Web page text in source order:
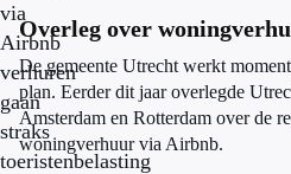
via
Airbnb
verhuren
gaan
straks
toeristenbelasting
Overleg over
De gemeente Utrecht werkt
plan. Eerder dit jaar overlegde
Amsterdam en Rotterdam over de
woningverhuur via Airbnb.